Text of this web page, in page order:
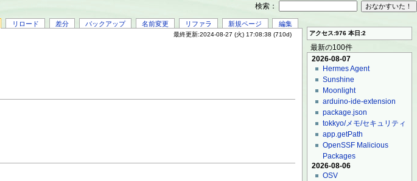
リロード 差分 バックアップ 名前変更 リファラ 新規ページ 編集
最終更新:2024-08-27 (火) 17:08:38 (710d) アクセス:976 本日:2
最新の100件
2026-08-07
Hermes Agent
Sunshine
Moonlight
arduino-ide-extension
package.json
tokkyo/メモ/セキュリティ
app.getPath
OpenSSF Malicious
Packages
2026-08-06
OSV
検索：